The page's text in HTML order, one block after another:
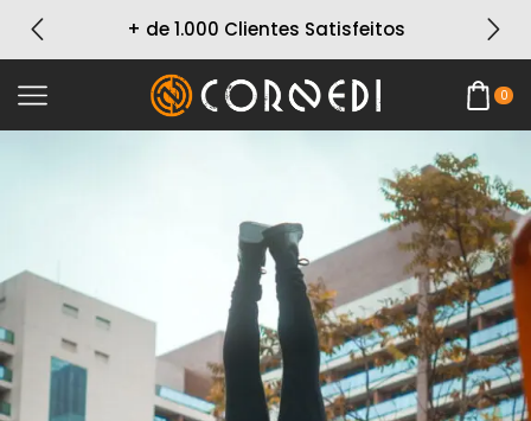
+ de 1.000 Clientes Satisfeitos
0